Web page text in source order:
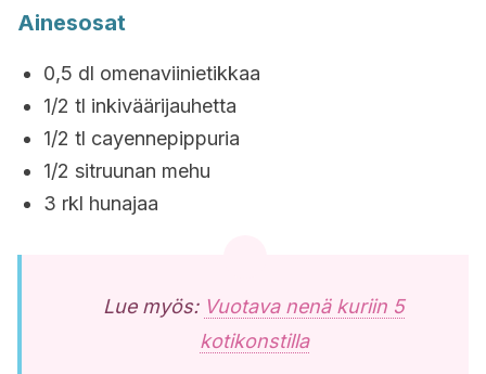
Ainesosat
0,5 dl omenaviinietikkaa
1/2 tl inkiväärijauhetta
1/2 tl cayennepippuria
1/2 sitruunan mehu
3 rkl hunajaa
Lue myös: Vuotava nenä kuriin 5
kotikonstilla